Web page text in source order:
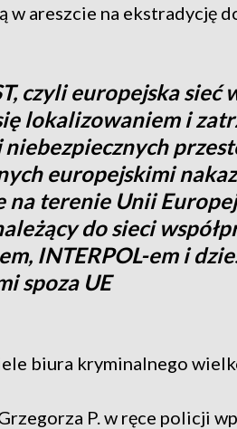
w areszcie na ekstradycję
czyli europejska sieć
lokalizowaniem i
europejskimi
na terenie Unii
do sieci
INTERPOL-em i
spoza UE
biura kryminalnego
P. w ręce policji